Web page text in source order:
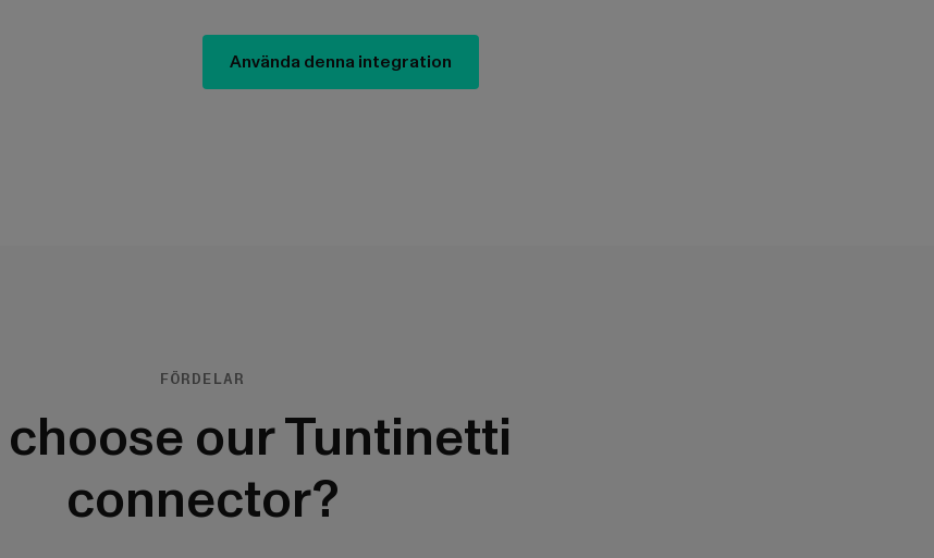
Använda denna integration
FÖRDELAR
our Tuntinetti
connector?